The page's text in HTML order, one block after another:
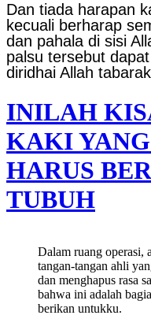
Dan tiada harapan
kecuali berharap
dan pahala di sisi
palsu tersebut
diridhai Allah
INILAH
KAKI
HARUS
TUBUH
Dalam ruang operasi,
tangan-tangan ahli
dan menghapus rasa
bahwa ini adalah
berikan untukku.